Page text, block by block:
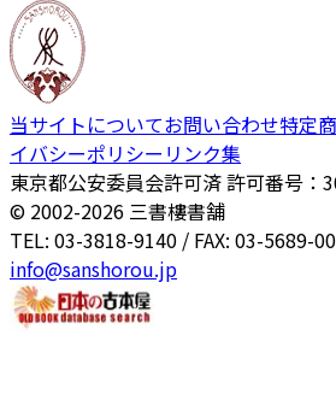
当サイトについてお問い合わせ特定
イバシーポリシー リンク集
東京都公安委員会許可済 許可番号：
© 2002-2026 三書樓書舗
TEL: 03-3818-9140 / FAX: 03-5689-
info@sanshorou.jp